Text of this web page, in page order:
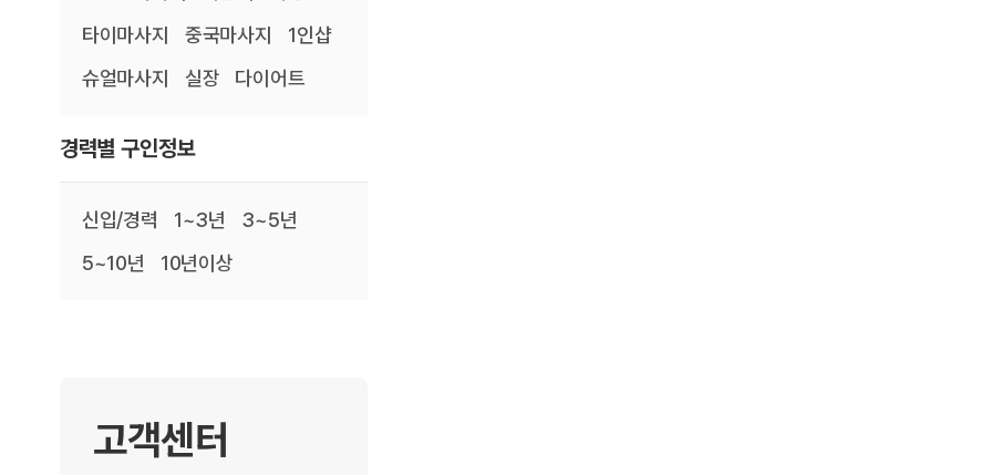
타이마사지
중국마사지
1인샵
슈얼마사지
실장 다이어트
경력별 구인정보
신입/경력 1~3년
3~5년
5~10년
10년이상
고객센터